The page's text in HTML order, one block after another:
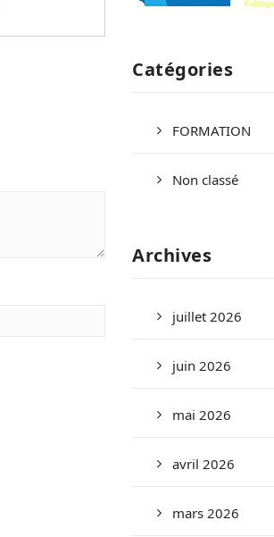
Catégories
FORMATION
Non classé
Archives
juillet 2026
juin 2026
mai 2026
avril 2026
mars 2026